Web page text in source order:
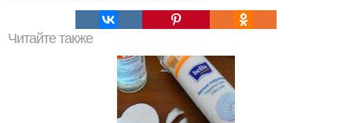
Читайте также